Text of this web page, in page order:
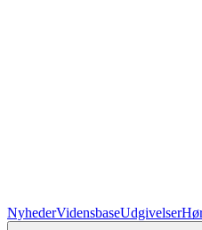
NyhederVidensbaseUdgivelser